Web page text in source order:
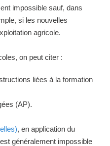
impossible sauf, dans
si les nouvelles
agricole.
on peut citer :
liées à la formation
(AP).
, en application du
généralement impossible